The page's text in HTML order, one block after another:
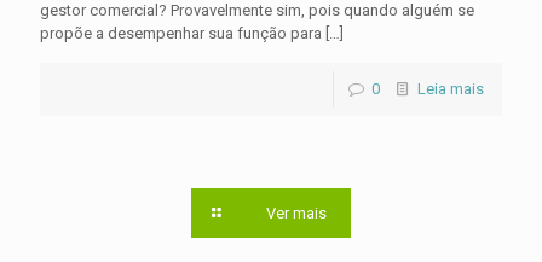
gestor comercial? Provavelmente sim, pois quando alguém se
propõe a desempenhar sua função para […]
0 Leia mais
Ver mais